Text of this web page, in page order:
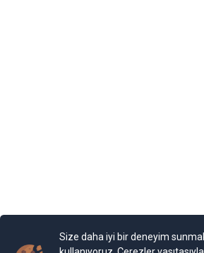
sunulmaktadır. Burada yer alan yorum ve
Bu nedenle, sadece burada yer alan bilgilere
verilmesi beklentilerinize uygun
Size daha iyi bir deneyim